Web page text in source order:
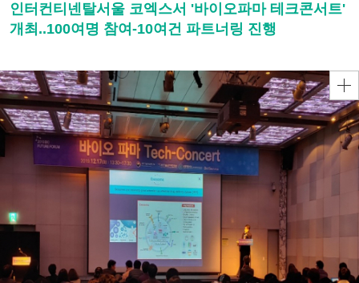
인터컨티넨탈서울 코엑스서 '바이오파마 테크콘서트'
개최..100여명 참여-10여건 파트너링 진행